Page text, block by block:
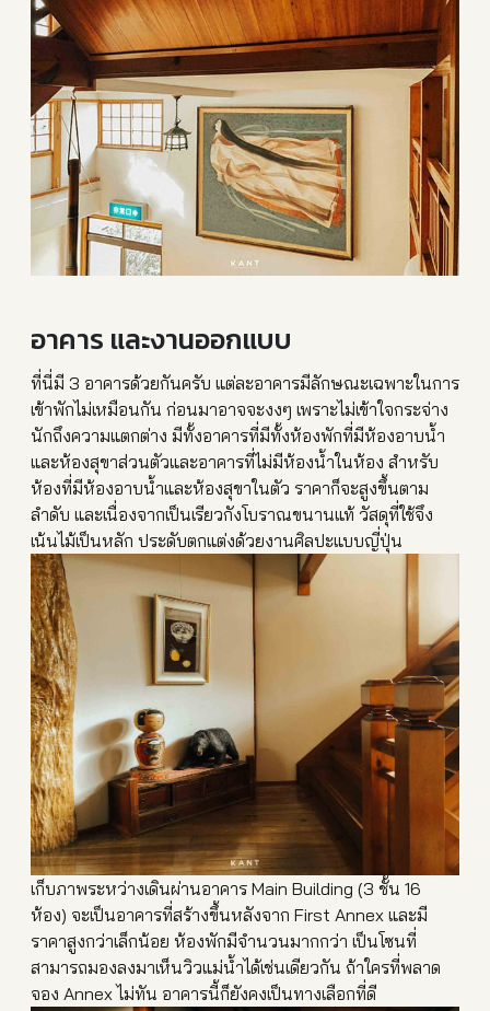
อาคาร และงานออกแบบ
ที่นี่มี 3 อาคารด้วยกันครับ แต่ละอาคารมีลักษณะเฉพาะในการ
เข้าพักไม่เหมือนกัน ก่อนมาอาจจะงงๆ เพราะไม่เข้าใจกระจ่าง
นักถึงความแตกต่าง มีทั้งอาคารที่มีทั้งห้องพักที่มีห้องอาบน้ำ
และห้องสุขาส่วนตัวและอาคารที่ไม่มีห้องน้ำในห้อง สำหรับ
ห้องที่มีห้องอาบน้ำและห้องสุขาในตัว ราคาก็จะสูงขึ้นตาม
ลำดับ และเนื่องจากเป็นเรียวกังโบราณขนานแท้ วัสดุที่ใช้จึง
เน้นไม้เป็นหลัก ประดับตกแต่งด้วยงานศิลปะแบบญี่ปุ่น
เก็บภาพระหว่างเดินผ่านอาคาร Main Building (3 ชั้น 16
ห้อง) จะเป็นอาคารที่สร้างขึ้นหลังจาก First Annex และมี
ราคาสูงกว่าเล็กน้อย ห้องพักมีจำนวนมากกว่า เป็นโซนที่
สามารถมองลงมาเห็นวิวแม่น้ำได้เช่นเดียวกัน ถ้าใครที่พลาด
จอง Annex ไม่ทัน อาคารนี้ก็ยังคงเป็นทางเลือกที่ดี